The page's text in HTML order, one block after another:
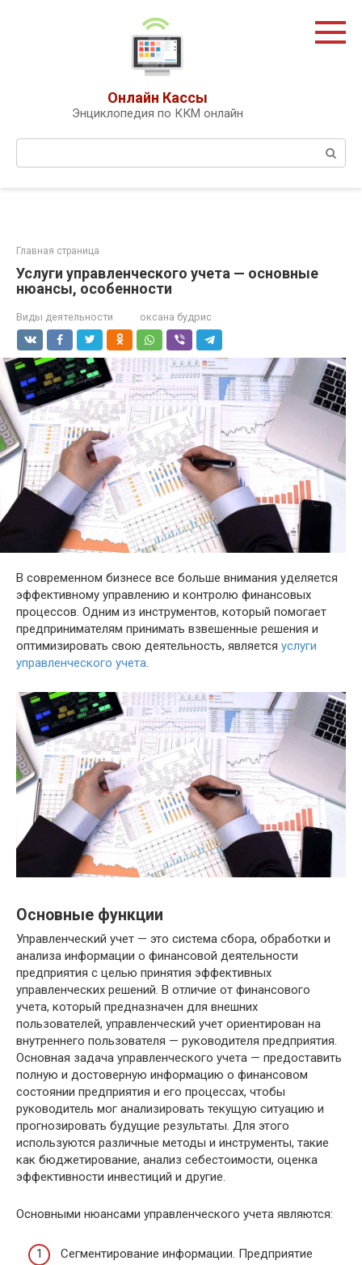
Онлайн Кассы
Энциклопедия по ККМ онлайн
Поиск:
Главная страница
Услуги управленческого учета — основные
нюансы, особенности
Виды деятельности оксана будрис
В современном бизнесе все больше внимания уделяется
эффективному управлению и контролю финансовых
процессов. Одним из инструментов, который помогает
предпринимателям принимать взвешенные решения и
оптимизировать свою деятельность, является услуги
управленческого учета.
Основные функции
Управленческий учет — это система сбора, обработки и
анализа информации о финансовой деятельности
предприятия с целью принятия эффективных
управленческих решений. В отличие от финансового
учета, который предназначен для внешних
пользователей, управленческий учет ориентирован на
внутреннего пользователя — руководителя предприятия.
Основная задача управленческого учета — предоставить
полную и достоверную информацию о финансовом
состоянии предприятия и его процессах, чтобы
руководитель мог анализировать текущую ситуацию и
прогнозировать будущие результаты. Для этого
используются различные методы и инструменты, такие
как бюджетирование, анализ себестоимости, оценка
эффективности инвестиций и другие.
Основными нюансами управленческого учета являются:
Сегментирование информации. Предприятие